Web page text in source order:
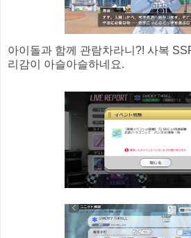
아이돌과 함께 관람차라니?! 사복
리감이 아슬아슬하네요.